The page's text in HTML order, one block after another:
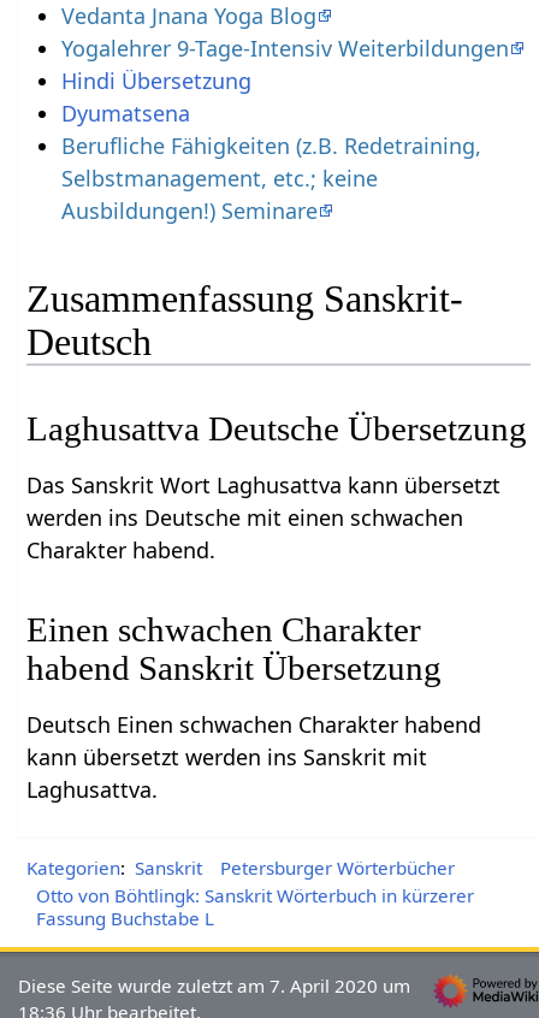
Vedanta Jnana Yoga Blog
Yogalehrer 9-Tage-Intensiv Weiterbildungen
Hindi Übersetzung
Dyumatsena
Berufliche Fähigkeiten (z.B. Redetraining,
Selbstmanagement, etc.; keine
Ausbildungen!) Seminare
Zusammenfassung Sanskrit-
Deutsch
Laghusattva Deutsche Übersetzung
Das Sanskrit Wort Laghusattva kann übersetzt
werden ins Deutsche mit einen schwachen
Charakter habend.
Einen schwachen Charakter
habend Sanskrit Übersetzung
Deutsch Einen schwachen Charakter habend
kann übersetzt werden ins Sanskrit mit
Laghusattva.
Kategorien: Sanskrit
Petersburger Wörterbücher
Otto von Böhtlingk: Sanskrit Wörterbuch in kürzerer
Fassung Buchstabe L
Diese Seite wurde zuletzt am 7. April 2020 um
18:36 Uhr bearbeitet.